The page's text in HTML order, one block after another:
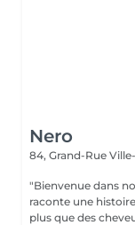
Nero
84, Grand-Rue
"Bienvenue dans
raconte une
plus que des